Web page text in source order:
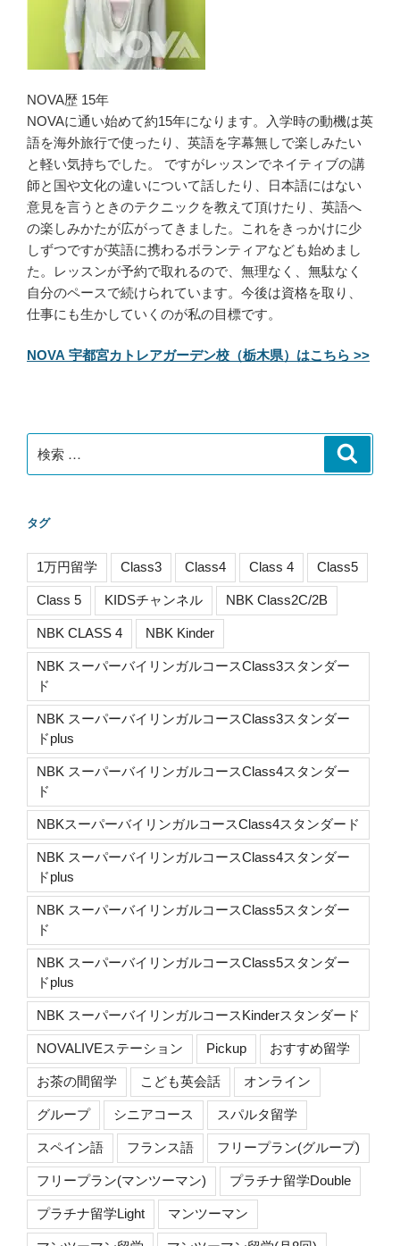
NOVA歴 15年
NOVAに通い始めて約15年になります。入学時の動機は英
語を海外旅行で使ったり、英語を字幕無しで楽しみたい
と軽い気持ちでした。 ですがレッスンでネイティブの講
師と国や文化の違いについて話したり、日本語にはない
意見を言うときのテクニックを教えて頂けたり、英語へ
の楽しみかたが広がってきました。これをきっかけに少
しずつですが英語に携わるボランティアなども始めまし
た。レッスンが予約で取れるので、無理なく、無駄なく
自分のペースで続けられています。今後は資格を取り、
仕事にも生かしていくのが私の目標です。
NOVA 宇都宮カトレアガーデン校（栃木県）はこちら >>
索:
タグ
1万円留学 Class3 Class4 Class 4 Class5
Class 5 KIDSチャンネル NBK Class2C/2B
NBK CLASS 4 NBK Kinder
NBK スーパーバイリンガルコースClass3スタンダー
ド
NBK スーパーバイリンガルコースClass3スタンダー
ドplus
NBK スーパーバイリンガルコースClass4スタンダー
ド
NBKスーパーバイリンガルコースClass4スタンダード
NBK スーパーバイリンガルコースClass4スタンダー
ドplus
NBK スーパーバイリンガルコースClass5スタンダー
ド
NBK スーパーバイリンガルコースClass5スタンダー
ドplus
NBK スーパーバイリンガルコースKinderスタンダード
NOVALIVEステーション Pickup おすすめ留学
お茶の間留学 こども英会話 オンライン
グループ シニアコース スパルタ留学
スペイン語 フランス語 フリープラン(グループ)
フリープラン(マンツーマン) プラチナ留学Double
プラチナ留学Light マンツーマン